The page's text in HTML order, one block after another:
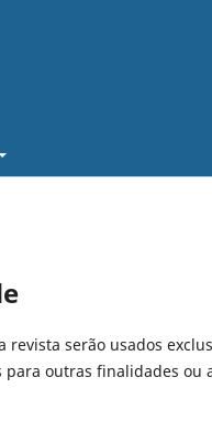
revista serão usados
outras finalidades ou